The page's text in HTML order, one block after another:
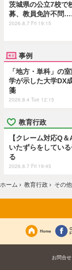
茨城県の公立7校で
募、教員免許不問…
2026.8.7 Fri 19:15
事例
「地方・単科」の
学が示した大学DX
箋
2026.8.4 Tue 12:15
教育行政
【クレーム対応Q
いたずらをしてい
る
2026.8.7 Fri 19:45
ホーム › 教育行政 › その他
Home
お問合せ